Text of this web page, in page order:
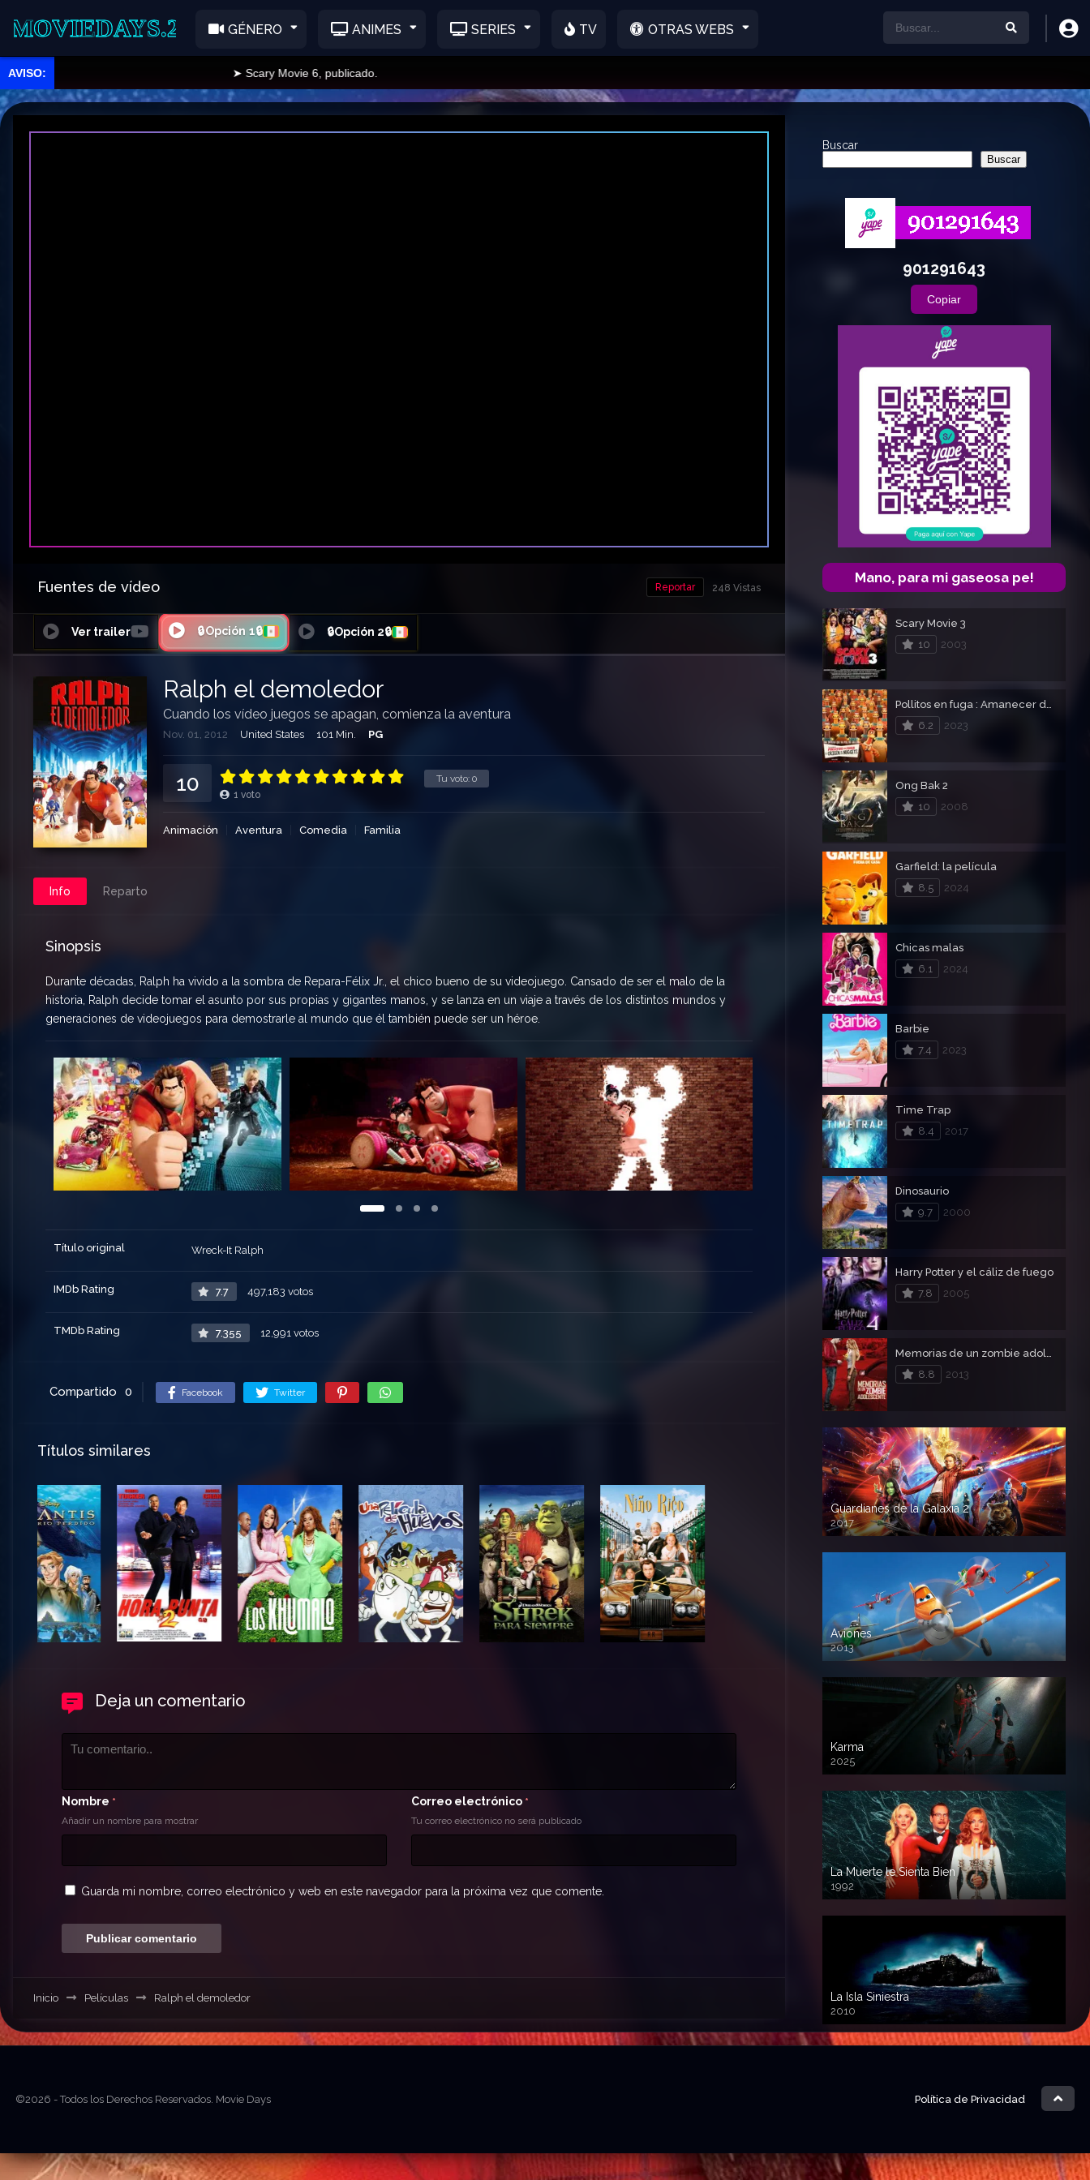
GÉNERO ANIMES SERIES TV OTRAS WEBS
➤ Scary Movie 6, publicado.
Fuentes de vídeo 248 Vistas
Reportar
Ver trailer 🔒Opción 1🔒 🔒Opción 2🔒
Ralph el demoledor
Cuando los vídeo juegos se apagan, comienza la aventura
Nov. 01, 2012 United States 101 Min. PG
Tu voto: 0
10 1 voto
Animación Aventura Comedia Familia
Info Reparto
Sinopsis
Durante décadas, Ralph ha vivido a la sombra de Repara-Félix Jr., el chico bueno de su videojuego. Cansado de ser el malo de la
historia, Ralph decide tomar el asunto por sus propias y gigantes manos, y se lanza en un viaje a través de los distintos mundos y
generaciones de videojuegos para demostrarle al mundo que él también puede ser un héroe.
Título original Wreck-It Ralph
IMDb Rating 7.7 497,183 votos
TMDb Rating 7.355 12,991 votos
Compartido 0 Facebook Twitter
Títulos similares
Deja un comentario
Nombre *
Añadir un nombre para mostrar
Correo electrónico *
Tu correo electrónico no será publicado
Guarda mi nombre, correo electrónico y web en este navegador para la próxima vez que comente.
Inicio Películas Ralph el demoledor
Buscar
Buscar
901291643
Copiar
Mano, para mi gaseosa pe!
Scary Movie 3
10
2003
6.2
2023
Ong Bak 2
10
2008
Garfield: la película
8.5
2024
Chicas malas
6.1
2024
Barbie
7.4
2023
Time Trap
8.4
2017
Dinosaurio
9.7
2000
Harry Potter y el cáliz de fuego
7.8
2005
8.8
2013
Guardianes de la Galaxia 2
2017
720p HD
Aviones
2013
720 HD
Karma
2025
La Muerte le Sienta Bien
1992
720p HD
La Isla Siniestra
2010
720p HD
©2026 - Todos los Derechos Reservados. Movie Days Política de Privacidad